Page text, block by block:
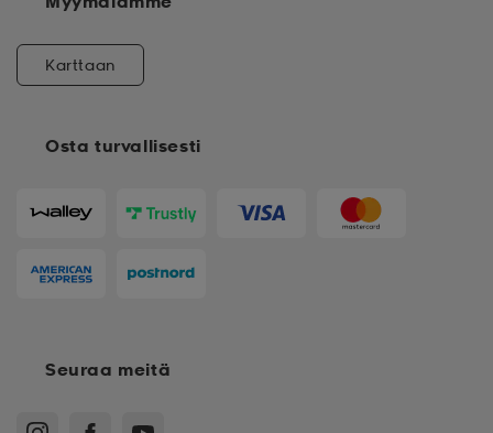
Osta turvallisesti
Karttaan
Seuraa meitä